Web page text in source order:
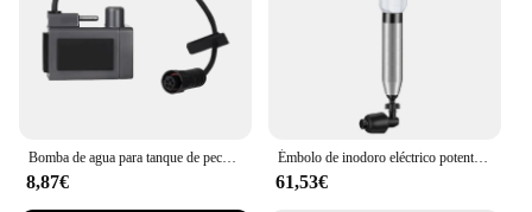
Bomba de agua para tanque de peces Xiaomi Mijia Smart, instalación de repuesto, diseño de drenaje con un clic, HWL-M100
8,87€
Émbolo de inodoro eléctrico potente, draga neumática de drenaje de alcantarillado antisalpicaduras para Baño
61,53€